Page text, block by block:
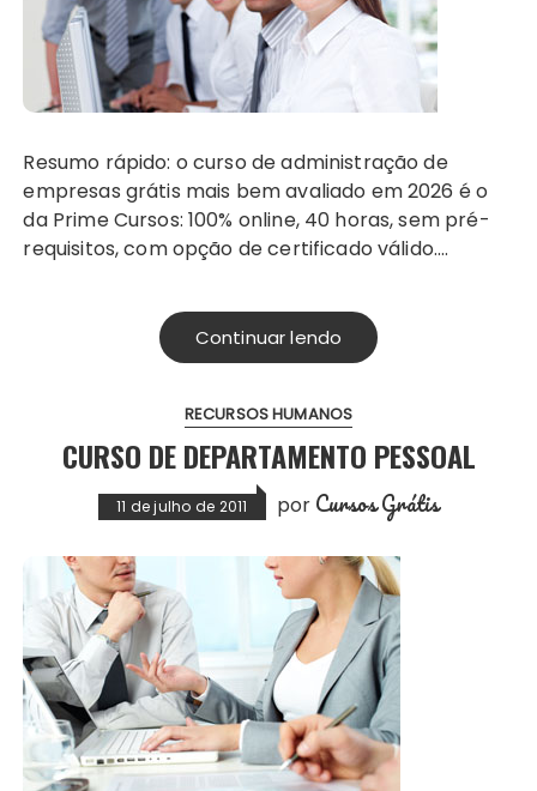
Resumo rápido: o curso de administração de
empresas grátis mais bem avaliado em 2026 é o
da Prime Cursos: 100% online, 40 horas, sem pré-
requisitos, com opção de certificado válido….
Continuar lendo
RECURSOS HUMANOS
CURSO DE DEPARTAMENTO PESSOAL
11 de julho de 2011 por Cursos Grátis